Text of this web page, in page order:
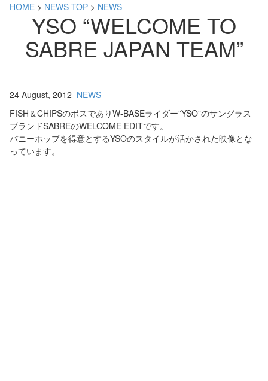
HOME > NEWS TOP > NEWS
YSO “WELCOME TO
SABRE JAPAN TEAM”
24 August, 2012 NEWS
FISH＆CHIPSのボスでありW-BASEライダー”YSO”のサングラス
ブランドSABREのWELCOME EDITです。
バニーホップを得意とするYSOのスタイルが活かされた映像とな
っています。